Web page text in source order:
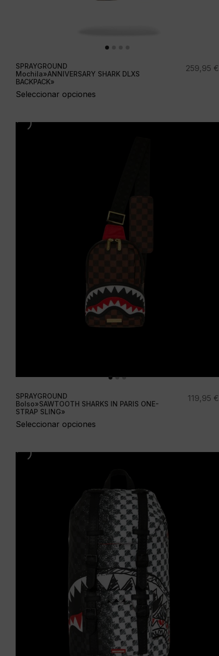
SPRAYGROUND
Mochila»ANNIVERSARY SHARK DLXS
BACKPACK»
Seleccionar opciones
259,95 €
SPRAYGROUND
Bolso»SAWTOOTH SHARKS IN PARIS ONE-
STRAP SLING»
Seleccionar opciones
119,95 €